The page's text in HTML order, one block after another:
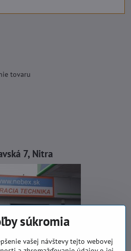
tovaru
7, Nitra
súkromia
vašej návštevy tejto webovej